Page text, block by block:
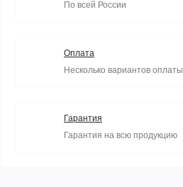
По всей России
Оплата
Несколько вариантов оплаты
Гарантия
Гарантия на всю продукцию